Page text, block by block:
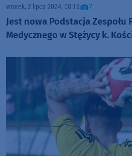
wtorek, 2 lipca 2024, 08:12 7
Jest nowa Podstacja Zespołu
Medycznego w Stężycy k.